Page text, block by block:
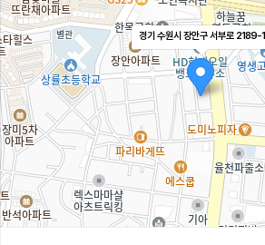
경기 수원시 장안구 서부로 2189-1